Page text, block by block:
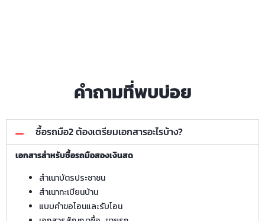
คำถามที่พบบ่อย
ซื้อรถมือ2 ต้องเตรียมเอกสารอะไรบ้าง?
เอกสารสำหรับซื้อรถมือสองเงินสด
สำเนาบัตรประชาชน
สำเนาทะเบียนบ้าน
แบบคำขอโอนและรับโอน